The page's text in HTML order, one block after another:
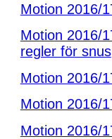
Motion 2016/
Motion 2016/
regler för snus
Motion 2016/
Motion 2016/
Motion 2016/